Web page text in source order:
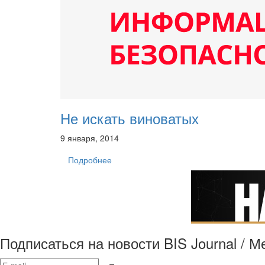
Не искать виноватых
9 января, 2014
Подробнее
Подписаться на новости BIS Journal /